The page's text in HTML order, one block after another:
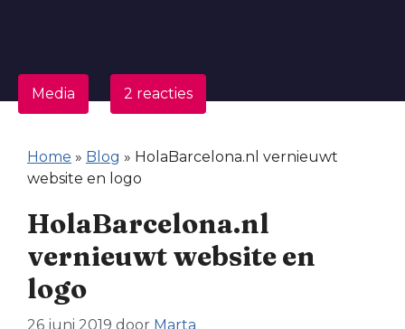
Media 2 reacties
Home » Blog » HolaBarcelona.nl vernieuwt
website en logo
HolaBarcelona.nl
vernieuwt website en
logo
26 juni 2019 door Marta